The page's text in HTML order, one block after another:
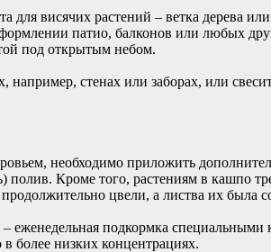
висячих растений – ветка дерева или
патио, балконов или любых
под открытым небом.
например, стенах или заборах, или
необходимо приложить
Кроме того, растениям в кашпо
цвели, а листва их была
еженедельная подкормка
более низких концентрациях.